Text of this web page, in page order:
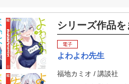
シリーズ作品
電子
よわよわ先生
福地カミオ / 講談社